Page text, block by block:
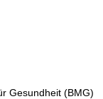
Gesundheit (BMG)